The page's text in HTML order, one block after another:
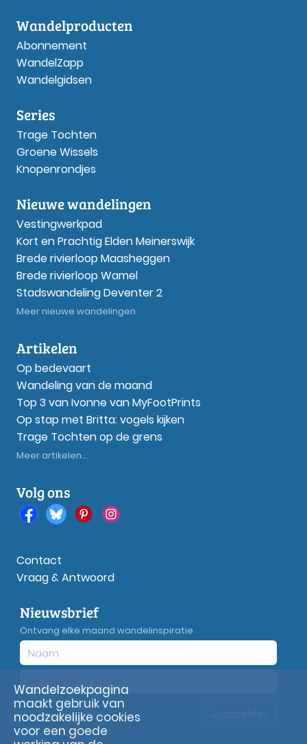
Wandelproducten
Abonnement
WandelZapp
Wandelgidsen
Series
Trage Tochten
Groene Wissels
Knopenrondjes
Nieuwe wandelingen
Vestingwerkpad
Kort en Prachtig Elden Meinerswijk
Brede rivierloop Maasheggen
Brede rivierloop Wamel
Stadswandeling Deventer 2
Meer nieuwe wandelingen
Artikelen
Op bedevaart
Wandeling van de maand
Top 3 van Ivonne van MyFootPrints
Op stap met Britta: vogels kijken
Trage Tochten op de grens
Meer artikelen...
Volg ons
Contact
Vraag & Antwoord
Nieuwsbrief
Ontvang elke maand wandelinspiratie
Privacyverklaring
Wandelzoekpagina
maakt gebruik van
noodzakelijke cookies
voor een goede